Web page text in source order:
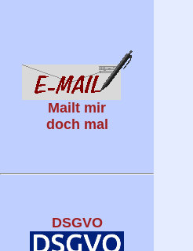
Mailt mir
doch mal
DSGVO